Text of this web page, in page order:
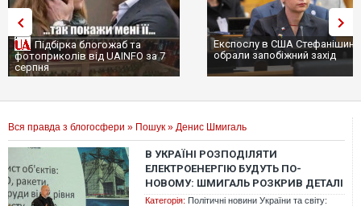
Підбірка блогожаб та
фотоприколів від UAINFO за 7
серпня
Експослу в США
обрали запобіжний захід
Вся правда з блогосфери » Пошук » Денис Шмигаль
В УКРАЇНІ РОЗПОДІЛЯТИ
ЕЛЕКТРОЕНЕРГІЮ БУДУТЬ ПО-
НОВОМУ: ШМИГАЛЬ РОЗКРИВ ДЕТАЛІ
Категорія: Політичні новини України та світу: